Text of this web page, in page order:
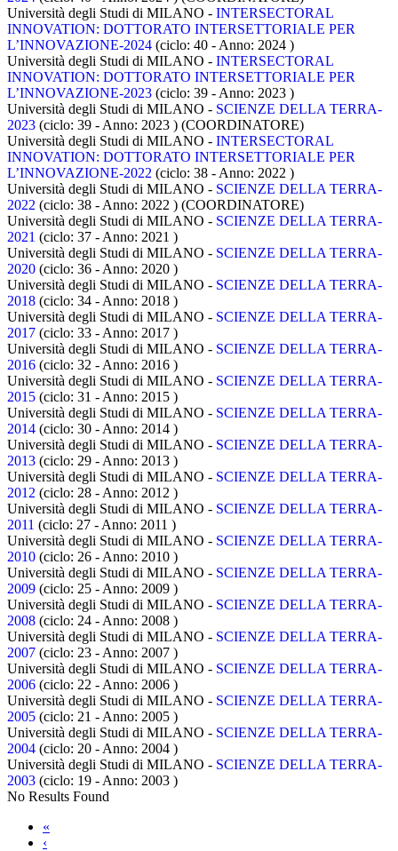
Università degli Studi di MILANO - INTERSECTORAL
INNOVATION: DOTTORATO INTERSETTORIALE PER
L’INNOVAZIONE-2024 (ciclo: 40 - Anno: 2024 )
Università degli Studi di MILANO - INTERSECTORAL
INNOVATION: DOTTORATO INTERSETTORIALE PER
L’INNOVAZIONE-2023 (ciclo: 39 - Anno: 2023 )
Università degli Studi di MILANO - SCIENZE DELLA TERRA-
2023 (ciclo: 39 - Anno: 2023 ) (COORDINATORE)
Università degli Studi di MILANO - INTERSECTORAL
INNOVATION: DOTTORATO INTERSETTORIALE PER
L’INNOVAZIONE-2022 (ciclo: 38 - Anno: 2022 )
Università degli Studi di MILANO - SCIENZE DELLA TERRA-
2022 (ciclo: 38 - Anno: 2022 ) (COORDINATORE)
Università degli Studi di MILANO - SCIENZE DELLA TERRA-
2021 (ciclo: 37 - Anno: 2021 )
Università degli Studi di MILANO - SCIENZE DELLA TERRA-
2020 (ciclo: 36 - Anno: 2020 )
Università degli Studi di MILANO - SCIENZE DELLA TERRA-
2018 (ciclo: 34 - Anno: 2018 )
Università degli Studi di MILANO - SCIENZE DELLA TERRA-
2017 (ciclo: 33 - Anno: 2017 )
Università degli Studi di MILANO - SCIENZE DELLA TERRA-
2016 (ciclo: 32 - Anno: 2016 )
Università degli Studi di MILANO - SCIENZE DELLA TERRA-
2015 (ciclo: 31 - Anno: 2015 )
Università degli Studi di MILANO - SCIENZE DELLA TERRA-
2014 (ciclo: 30 - Anno: 2014 )
Università degli Studi di MILANO - SCIENZE DELLA TERRA-
2013 (ciclo: 29 - Anno: 2013 )
Università degli Studi di MILANO - SCIENZE DELLA TERRA-
2012 (ciclo: 28 - Anno: 2012 )
Università degli Studi di MILANO - SCIENZE DELLA TERRA-
2011 (ciclo: 27 - Anno: 2011 )
Università degli Studi di MILANO - SCIENZE DELLA TERRA-
2010 (ciclo: 26 - Anno: 2010 )
Università degli Studi di MILANO - SCIENZE DELLA TERRA-
2009 (ciclo: 25 - Anno: 2009 )
Università degli Studi di MILANO - SCIENZE DELLA TERRA-
2008 (ciclo: 24 - Anno: 2008 )
Università degli Studi di MILANO - SCIENZE DELLA TERRA-
2007 (ciclo: 23 - Anno: 2007 )
Università degli Studi di MILANO - SCIENZE DELLA TERRA-
2006 (ciclo: 22 - Anno: 2006 )
Università degli Studi di MILANO - SCIENZE DELLA TERRA-
2005 (ciclo: 21 - Anno: 2005 )
Università degli Studi di MILANO - SCIENZE DELLA TERRA-
2004 (ciclo: 20 - Anno: 2004 )
Università degli Studi di MILANO - SCIENZE DELLA TERRA-
2003 (ciclo: 19 - Anno: 2003 )
No Results Found
«
‹